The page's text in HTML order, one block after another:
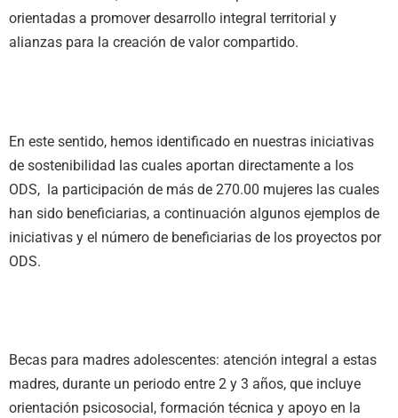
orientadas a promover desarrollo integral territorial y
alianzas para la creación de valor compartido.
En este sentido, hemos identificado en nuestras iniciativas
de sostenibilidad las cuales aportan directamente a los
ODS, la participación de más de 270.00 mujeres las cuales
han sido beneficiarias, a continuación algunos ejemplos de
iniciativas y el número de beneficiarias de los proyectos por
ODS.
Becas para madres adolescentes: atención integral a estas
madres, durante un periodo entre 2 y 3 años, que incluye
orientación psicosocial, formación técnica y apoyo en la